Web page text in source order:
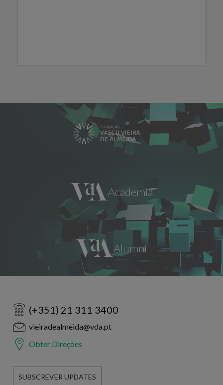
(+351) 21 311 3400
vieiradealmeida@vda.pt
Obter Direções
SUBSCREVER UPDATES